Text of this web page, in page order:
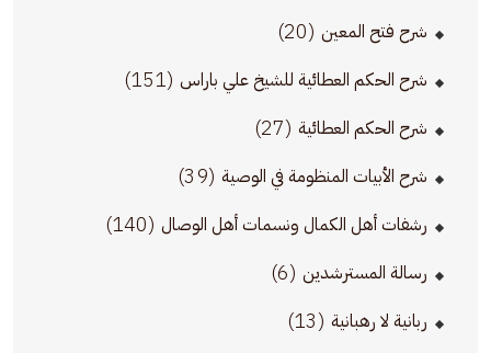
شرح فتح المعين (20)
شرح الحكم العطائية للشيخ علي باراس (151)
شرح الحكم العطائية (27)
شرح الأبيات المنظومة في الوصية (39)
رشفات أهل الكمال ونسمات أهل الوصال (140)
رسالة المسترشدين (6)
ربانية لا رهبانية (13)